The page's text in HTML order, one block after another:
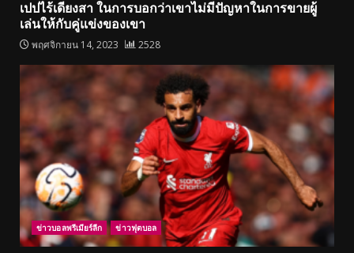
เปปไร้เดียงสา ในการบอกว่าเขาไม่มีปัญหาในการขายผู้
เล่นให้กับคู่แข่งของเขา
พฤศจิกายน 14, 2023 2528
ข่าวบอลพรีเมียร์ลีก ข่าวฟุตบอล